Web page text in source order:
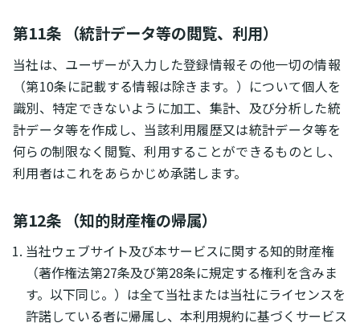
第11条 （統計データ等の閲覧、利用）
当社は、ユーザーが入力した登録情報その他一切の情報
（第10条に記載する情報は除きます。）について個人を
識別、特定できないように加工、集計、及び分析した統
計データ等を作成し、当該利用履歴又は統計データ等を
何らの制限なく閲覧、利用することができるものとし、
利用者はこれをあらかじめ承諾します。
第12条 （知的財産権の帰属）
当社ウェブサイト及び本サービスに関する知的財産権
（著作権法第27条及び第28条に規定する権利を含みま
す。以下同じ。）は全て当社または当社にライセンスを
許諾している者に帰属し、本利用規約に基づくサービス